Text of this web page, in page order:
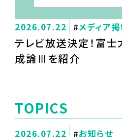
2026.07.22 メディア
テレビ放送決定！富
成論Ⅲを紹介
TOPICS
2026.07.22
お知らせ